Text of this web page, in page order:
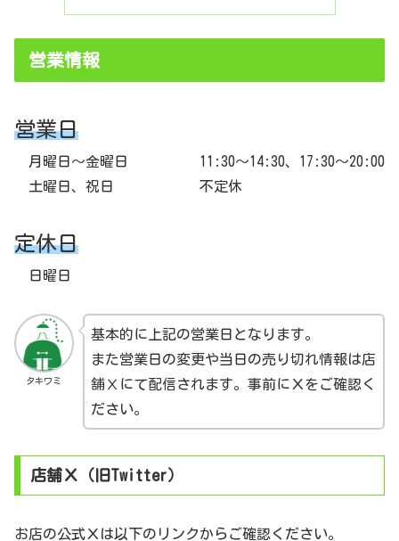
営業情報
営業日
月曜日～金曜日 11:30〜14:30、17:30〜20:00
土曜日、祝日 不定休
定休日
日曜日
タキワミ
基本的に上記の営業日となります。
また営業日の変更や当日の売り切れ情報は店
舗Ⅹにて配信されます。事前にＸをご確認く
ださい。
店舗Ｘ（旧Twitter）
お店の公式Ｘは以下のリンクからご確認ください。